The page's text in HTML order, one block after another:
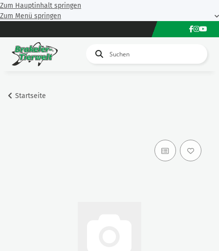
Zum Hauptinhalt springen
Zum Menü springen
Startseite